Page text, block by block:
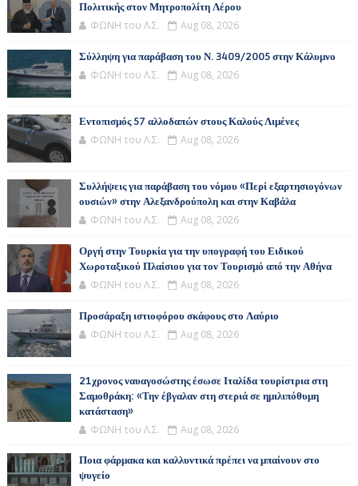
Πολιτικής στον Μητροπολίτη Λέρου
ΦΩΝΗ του Λ.Σ. Aug 08, 2026
Σύλληψη για παράβαση του Ν. 3409/2005 στην Κάλυμνο
ΦΩΝΗ του Λ.Σ. Aug 08, 2026
Εντοπισμός 57 αλλοδαπών στους Καλούς Λιμένες
ΦΩΝΗ του Λ.Σ. Aug 08, 2026
Συλλήψεις για παράβαση του νόμου «Περί εξαρτησιογόνων
ουσιών» στην Αλεξανδρούπολη και στην Καβάλα
ΦΩΝΗ του Λ.Σ. Aug 08, 2026
Οργή στην Τουρκία για την υπογραφή του Ειδικού
Χωροταξικού Πλαίσιου για τον Τουρισμό από την Αθήνα
ΦΩΝΗ του Λ.Σ. Aug 08, 2026
Προσάραξη ιστιοφόρου σκάφους στο Λαύριο
ΦΩΝΗ του Λ.Σ. Aug 08, 2026
21χρονος ναυαγοσώστης έσωσε Ιταλίδα τουρίστρια στη
Σαμοθράκη: «Την έβγαλαν στη στεριά σε ημιλιπόθυμη
κατάσταση»
ΦΩΝΗ του Λ.Σ. Aug 08, 2026
Ποια φάρμακα και καλλυντικά πρέπει να μπαίνουν στο
ψυγείο